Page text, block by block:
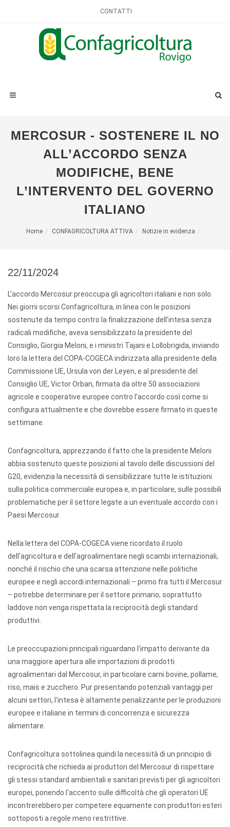
CONTATTI
MERCOSUR - SOSTENERE IL NO
ALL’ACCORDO SENZA
MODIFICHE, BENE
L’INTERVENTO DEL GOVERNO
ITALIANO
Home CONFAGRICOLTURA ATTIVA Notizie in evidenza
22/11/2024
L’accordo Mercosur preoccupa gli agricoltori italiani e non solo.
Nei giorni scorsi Confagricoltura, in linea con le posizioni
sostenute da tempo contro la finalizzazione dell’intesa senza
radicali modifiche, aveva sensibilizzato la presidente del
Consiglio, Giorgia Meloni, e i ministri Tajani e Lollobrigida, inviando
loro la lettera del COPA-COGECA indirizzata alla presidente della
Commissione UE, Ursula von der Leyen, e al presidente del
Consiglio UE, Victor Orban, firmata da oltre 50 associazioni
agricole e cooperative europee contro l’accordo così come si
configura attualmente e che dovrebbe essere firmato in queste
settimane.
Confagricoltura, apprezzando il fatto che la presidente Meloni
abbia sostenuto queste posizioni al tavolo delle discussioni del
G20, evidenzia la necessità di sensibilizzare tutte le istituzioni
sulla politica commerciale europea e, in particolare, sulle possibili
problematiche per il settore legate a un eventuale accordo con i
Paesi Mercosur.
Nella lettera del COPA-COGECA viene ricordato il ruolo
dell’agricoltura e dell’agroalimentare negli scambi internazionali,
nonché il rischio che una scarsa attenzione nelle politiche
europee e negli accordi internazionali – primo fra tutti il Mercosur
– potrebbe determinare per il settore primario, soprattutto
laddove non venga rispettata la reciprocità degli standard
produttivi.
Le preoccupazioni principali riguardano l'impatto derivante da
una maggiore apertura alle importazioni di prodotti
agroalimentari dal Mercosur, in particolare carni bovine, pollame,
riso, mais e zucchero. Pur presentando potenziali vantaggi per
alcuni settori, l'intesa è altamente penalizzante per le produzioni
europee e italiane in termini di concorrenza e sicurezza
alimentare.
Confagricoltura sottolinea quindi la necessità di un principio di
reciprocità che richieda ai produttori del Mercosur di rispettare
gli stessi standard ambientali e sanitari previsti per gli agricoltori
europei, ponendo l'accento sulle difficoltà che gli operatori UE
incontrerebbero per competere equamente con produttori esteri
sottoposti a regole meno restrittive.